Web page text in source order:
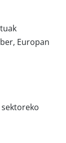
Europan